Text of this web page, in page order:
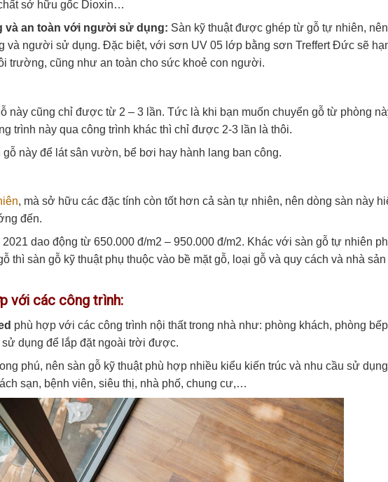
sở hữu gốc Dioxin…
và an toàn với người sử dụng: Sàn kỹ thuật được ghép từ gỗ tự nhiên,
và người sử dụng. Đặc biệt, với sơn UV 05 lớp bằng sơn Treffert Đức sẽ
trường, cũng như an toàn cho sức khoẻ con người.
này cũng chỉ được từ 2 – 3 lần. Tức là khi bạn muốn chuyển gỗ từ phòng
trình này qua công trình khác thì chỉ được 2-3 lần là thôi.
này để lát sân vườn, bể bơi hay hành lang ban công.
, mà sở hữu các đặc tính còn tốt hơn cả sàn tự nhiên, nên dòng sàn này
đến.
dao động từ 650.000 đ/m2 – 950.000 đ/m2. Khác với sàn gỗ tự nhiên
thì sàn gỗ kỹ thuật phụ thuộc vào bề mặt gỗ, loại gỗ và quy cách và nhà sản
với các công trình:
phù hợp với các công trình nội thất trong nhà như: phòng khách, phòng
dụng để lắp đặt ngoài trời được.
phú, nên sàn gỗ kỹ thuật phù hợp nhiều kiểu kiến trúc và nhu cầu sử dụng
sạn, bệnh viên, siêu thị, nhà phố, chung cư,…